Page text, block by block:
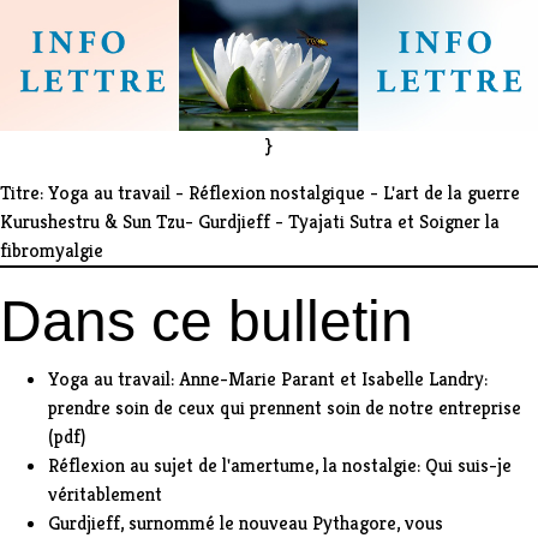
}
Titre: Yoga au travail - Réflexion nostalgique - L'art de la guerre
Kurushestru & Sun Tzu- Gurdjieff - Tyajati Sutra et Soigner la
fibromyalgie
Dans ce bulletin
Yoga au travail: Anne-Marie Parant et Isabelle Landry:
prendre soin de ceux qui prennent soin de notre entreprise
(pdf)
Réflexion au sujet de l'amertume, la nostalgie: Qui suis-je
véritablement
Gurdjieff, surnommé le nouveau Pythagore, vous